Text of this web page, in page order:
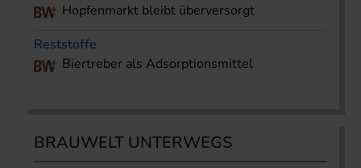
Hopfenmarkt bleibt überversorgt
Reststoffe
Biertreber als Adsorptionsmittel
BRAUWELT UNTERWEGS